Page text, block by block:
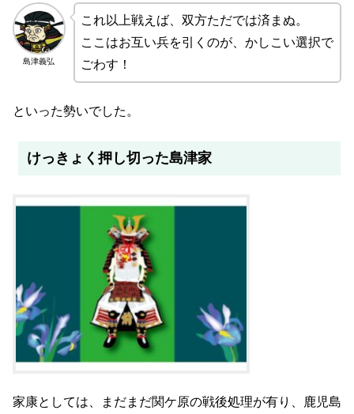
島津義弘
これ以上戦えば、双方ただでは済まぬ。
ここはお互い兵を引くのが、かしこい選択で
ごわす！
といった勢いでした。
けっきょく押し切った島津家
家康としては、まだまだ関ケ原の戦後処理が有り、鹿児島